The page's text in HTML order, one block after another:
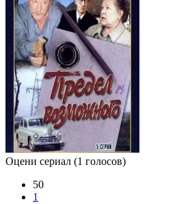
Оцени сериал (1 голосов)
50
1